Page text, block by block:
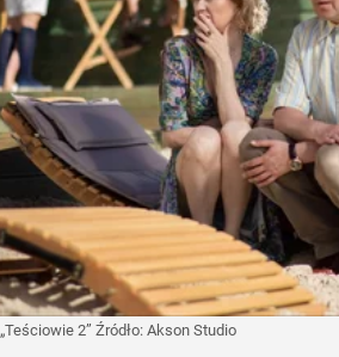
„Teściowie 2” Źródło: Akson Studio